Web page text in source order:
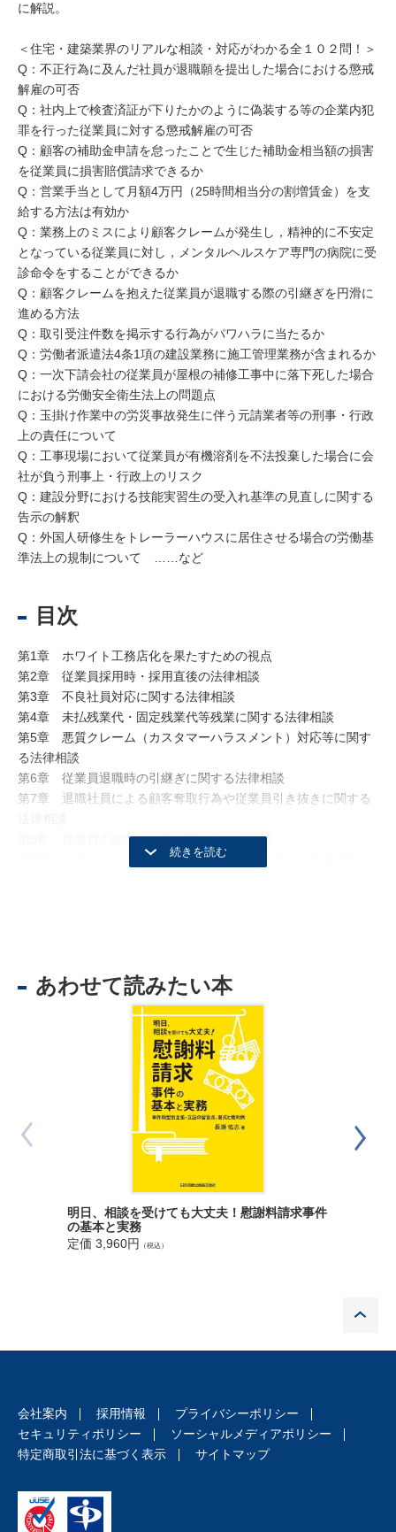
に解説。
＜住宅・建築業界のリアルな相談・対応がわかる全１０２問！＞
Q：不正行為に及んだ社員が退職願を提出した場合における懲戒
解雇の可否
Q：社内上で検査済証が下りたかのように偽装する等の企業内犯
罪を行った従業員に対する懲戒解雇の可否
Q：顧客の補助金申請を怠ったことで生じた補助金相当額の損害
を従業員に損害賠償請求できるか
Q：営業手当として月額4万円（25時間相当分の割増賃金）を支
給する方法は有効か
Q：業務上のミスにより顧客クレームが発生し，精神的に不安定
となっている従業員に対し，メンタルヘルスケア専門の病院に受
診命令をすることができるか
Q：顧客クレームを抱えた従業員が退職する際の引継ぎを円滑に
進める方法
Q：取引受注件数を掲示する行為がパワハラに当たるか
Q：労働者派遣法4条1項の建設業務に施工管理業務が含まれるか
Q：一次下請会社の従業員が屋根の補修工事中に落下死した場合
における労働安全衛生法上の問題点
Q：玉掛け作業中の労災事故発生に伴う元請業者等の刑事・行政
上の責任について
Q：工事現場において従業員が有機溶剤を不法投棄した場合に会
社が負う刑事上・行政上のリスク
Q：建設分野における技能実習生の受入れ基準の見直しに関する
告示の解釈
Q：外国人研修生をトレーラーハウスに居住させる場合の労働基
準法上の規制について ……など
目次
第1章 ホワイト工務店化を果たすための視点
第2章 従業員採用時・採用直後の法律相談
第3章 不良社員対応に関する法律相談
第4章 未払残業代・固定残業代等残業に関する法律相談
第5章 悪質クレーム（カスタマーハラスメント）対応等に関す
る法律相談
第6章 従業員退職時の引継ぎに関する法律相談
第7章 退職社員による顧客奪取行為や従業員引き抜きに関する
第8章 従業員の副業・兼業に関する法律相談
第9章 ハラスメントに関する法律相談――秩序ある企業文化を
第14章 労働法関連法令に関する刑事上・行政上のリスクについ
第15章 外国人労働者に関する法改正動向
第16章 建築士等の雇用に関する法律相談
第17章 就業規則等の整備（モデル就業規則例も収録！）
あわせて読みたい本
明日、相談を受けても大丈夫！慰謝料請求事件
の基本と実務
定価 3,960円
（税込）
会社案内 採用情報
プライバシーポリシー
セキュリティポリシー
ソーシャルメディアポリシー
特定商取引法に基づく表示
サイトマップ